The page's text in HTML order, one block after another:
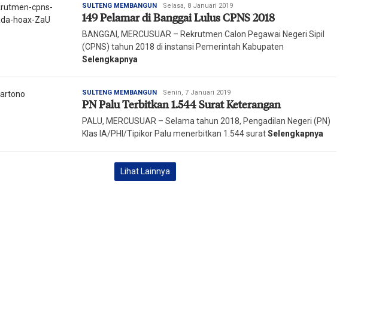
SULTENG MEMBANGUNRedaksi
Harian
Mercusuar
Selasa, 8 Januari 2019
149 Pelamar di Banggai Lulus CPNS 2018
BANGGAI, MERCUSUAR – Rekrutmen Calon Pegawai Negeri Sipil
(CPNS) tahun 2018 di instansi Pemerintah Kabupaten
Selengkapnya
SULTENG MEMBANGUNRedaksi
Harian
Mercusuar
Senin, 7 Januari 2019
PN Palu Terbitkan 1.544 Surat Keterangan
PALU, MERCUSUAR – Selama tahun 2018, Pengadilan Negeri (PN)
Klas IA/PHI/Tipikor Palu menerbitkan 1.544 suratSelengkapnya
Lihat Lainnya